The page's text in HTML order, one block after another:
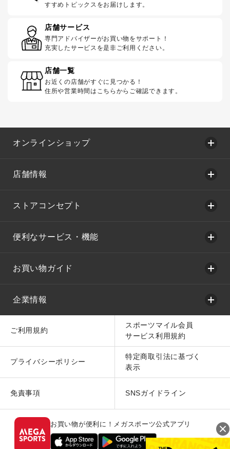
すすめトピックスをお届けします。
店舗サービス
専門アドバイザーがお買い物をサポート！
充実したサービスを是非ご利用ください。
店舗一覧
お近くの店舗がすぐに見つかる！
住所や営業時間はこちらからご確認できます。
オンラインショップ
店舗情報
ストアコンセプト
便利なサービス・機能
お買い物ガイド
企業情報
ご利用規約
スポーツマイル会員
サービス利用規約
プライバシーポリシー
特定商取引法に基づく
表示
免責事項 SNSガイドライン
お買い物が便利に！メガスポーツ公式アプリ